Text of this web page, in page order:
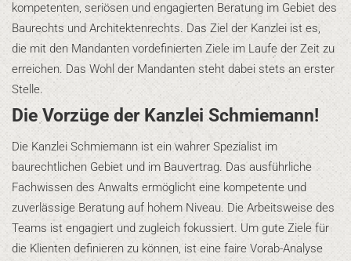
kompetenten, seriösen und engagierten Beratung im Gebiet des
Baurechts und Architektenrechts. Das Ziel der Kanzlei ist es,
die mit den Mandanten vordefinierten Ziele im Laufe der Zeit zu
erreichen. Das Wohl der Mandanten steht dabei stets an erster
Stelle.
Die Vorzüge der Kanzlei Schmiemann!
Die Kanzlei Schmiemann ist ein wahrer Spezialist im
baurechtlichen Gebiet und im Bauvertrag. Das ausführliche
Fachwissen des Anwalts ermöglicht eine kompetente und
zuverlässige Beratung auf hohem Niveau. Die Arbeitsweise des
Teams ist engagiert und zugleich fokussiert. Um gute Ziele für
die Klienten definieren zu können, ist eine faire Vorab-Analyse